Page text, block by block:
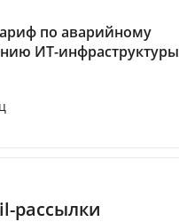
по аварийному
ИТ-инфраструктуры
рассылки